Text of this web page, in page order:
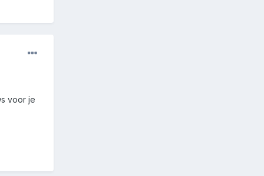
voor je